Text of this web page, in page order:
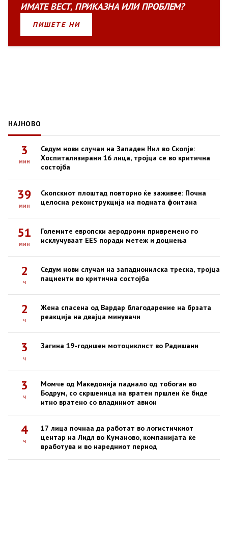
ИМАТЕВЕСТ, ПРИКАЗНАИЛИПРОБЛЕМ?
ПИШЕТЕ НИ
НАЈНОВО
3
мин
Седум нови случаи на Западен Нил во Скопје:
Хоспитализирани 16 лица, тројца се во критична
состојба
39
мин
Скопскиот плоштад повторно ќе заживее: Почна
целосна реконструкција на подната фонтана
51
мин
Големите европски аеродроми привремено го
исклучуваат EES поради метеж и доцнења
2
ч
Седум нови случаи на западнонилска треска, тројца
пациенти во критична состојба
2
ч
Жена спасена од Вардар благодарение на брзата
реакција на двајца минувачи
3
ч
Загина 19-годишен мотоциклист во Радишани
3
ч
Момче од Македонија паднало од тобоган во
Бодрум, со скршеница на вратен пршлен ќе биде
итно вратено со владиниот авион
4
ч
17 лица почнаа да работат во логистичкиот
центар на Лидл во Куманово, компанијата ќе
вработува и во наредниот период